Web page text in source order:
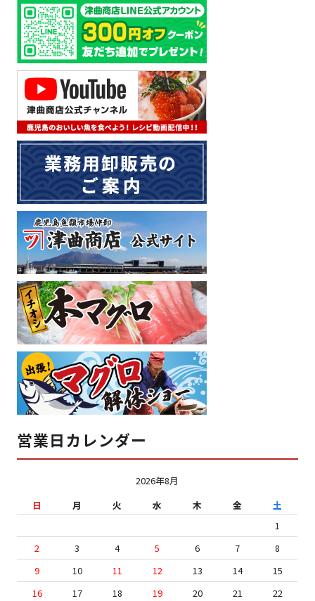
営業日カレンダー
2026年8月
日
月 火 水 木 金
土
1
2
3 4 5 6 7
8
9
10 11 12 13 14
15
16
17 18 19 20 21
22